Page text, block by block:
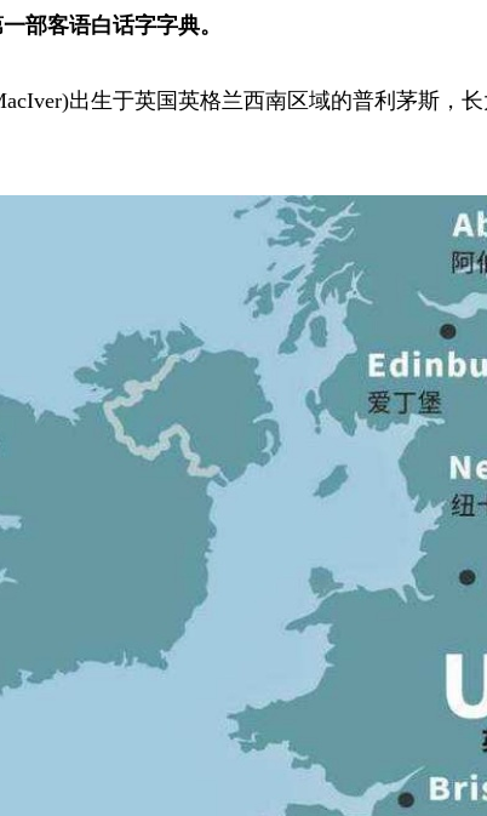
部客语白话字字典。
出生于英国英格兰西南区域的普利茅斯，